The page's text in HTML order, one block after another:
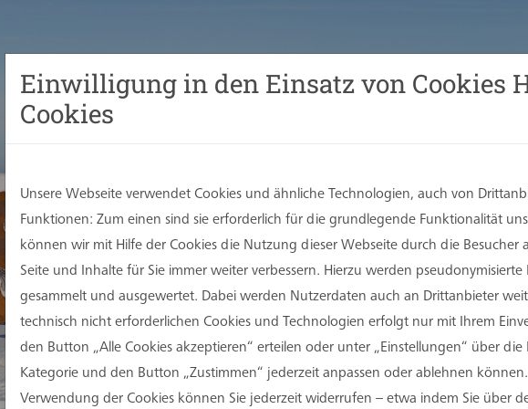
Einwilligung in den Einsatz von Cookies
Cookies
Unsere Webseite verwendet Cookies und ähnliche Technologien, auch von
Funktionen: Zum einen sind sie erforderlich für die grundlegende Funktionalität
können wir mit Hilfe der Cookies die Nutzung dieser Webseite durch die Besucher
Seite und Inhalte für Sie immer weiter verbessern. Hierzu werden
gesammelt und ausgewertet. Dabei werden Nutzerdaten auch an Drittanbieter
technisch nicht erforderlichen Cookies und Technologien erfolgt nur mit Ihrem
den Button „Alle Cookies akzeptieren“ erteilen oder unter „Einstellungen“ über
Kategorie und den Button „Zustimmen“ jederzeit anpassen oder ablehnen
Verwendung der Cookies können Sie jederzeit widerrufen – etwa indem Sie über